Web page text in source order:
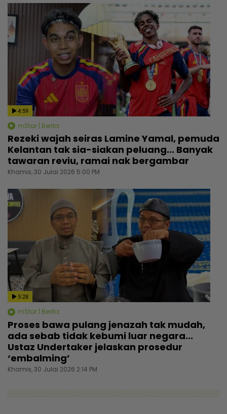
4:59
mStar | Berita
Rezeki wajah seiras Lamine Yamal, pemuda
Kelantan tak sia-siakan peluang... Banyak
tawaran reviu, ramai nak bergambar
Khamis, 30 Julai 2026 5:00 PM
5:28
mStar | Berita
Proses bawa pulang jenazah tak mudah,
ada sebab tidak kebumi luar negara...
Ustaz Undertaker jelaskan prosedur
‘embalming’
Khamis, 30 Julai 2026 2:14 PM